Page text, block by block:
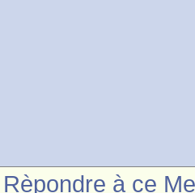
Rèpondre à ce